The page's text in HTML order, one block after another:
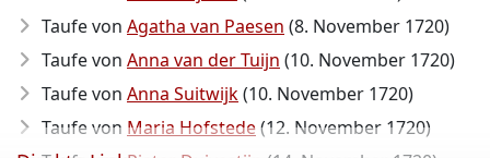
Taufe von Agatha van Paesen (8. November 1720)
Taufe von Anna van der Tuijn (10. November 1720)
Taufe von Anna Suitwijk(10. November 1720)
Taufe von Maria Hofstede(12. November 1720)